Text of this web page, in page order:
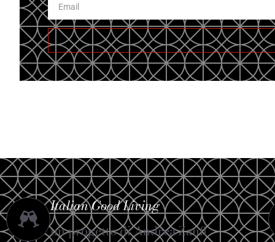
Italian Good Living
un progetto di Andrea Zanfi